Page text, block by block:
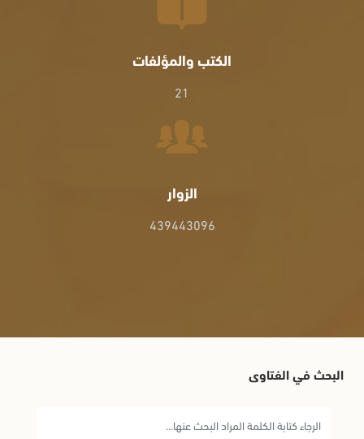
الكتب والمؤلفات
21
الزوار
439443096
البحث في الفتاوى